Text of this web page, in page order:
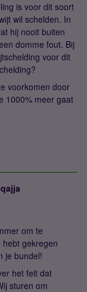
is voor dit soort
wil schelden. In
hij nooit buiten
domme fout. Bij
voor dit
voorkomen door
1000% meer gaat
om te
gekregen
je bundel!
het feit dat
sturen om